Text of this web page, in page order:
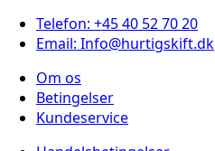
Telefon: +45 40 52 70 20
Email: Info@hurtigskift.dk
Om os
Betingelser
Kundeservice